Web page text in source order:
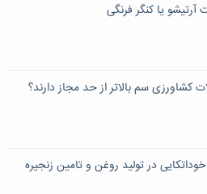
یا کنگر فرنگی
سم بالاتر از حد مجاز دارند؟
در تولید روغن و تامین زنجیره